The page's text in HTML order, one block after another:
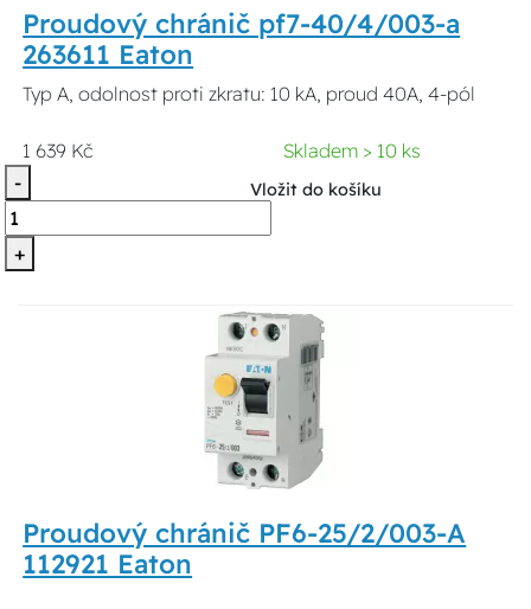
Proudový chránič pf7-40/4/003-a
263611 Eaton
Typ A, odolnost proti zkratu: 10 kA, proud 40A, 4-pól
1 639 Kč
Skladem > 10 ks
-
+
Vložit do košíku
Proudový chránič PF6-25/2/003-A
112921 Eaton